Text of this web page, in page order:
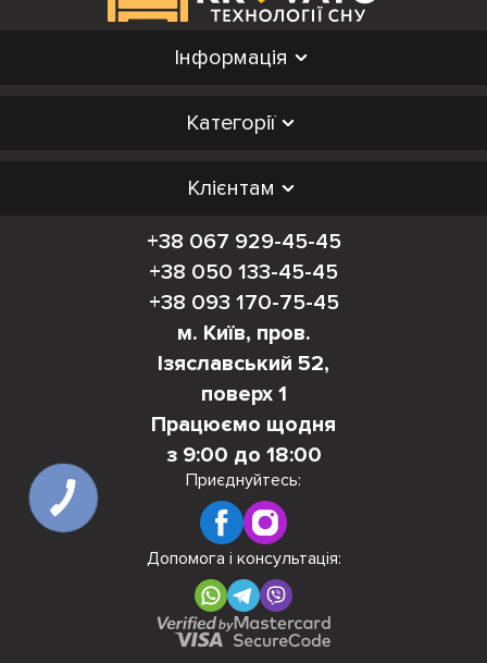
Інформація
Категорії
Клієнтам
+38 067 929-45-45
+38 050 133-45-45
+38 093 170-75-45
м. Київ, пров.
Ізяславський 52,
поверх 1
Працюємо щодня
з 9:00 до 18:00
Приєднуйтесь:
Допомога і консультація: